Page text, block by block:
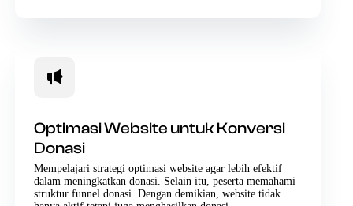
Optimasi Website untuk Konversi
Donasi
Mempelajari strategi optimasi website agar lebih efektif
dalam meningkatkan donasi. Selain itu, peserta memahami
struktur funnel donasi. Dengan demikian, website tidak